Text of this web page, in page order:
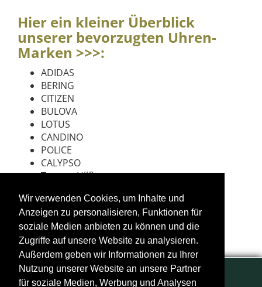
Wir verwenden Cookies, um Inhalte und
Anzeigen zu personalisieren, Funktionen für
soziale Medien anbieten zu können und die
Zugriffe auf unsere Website zu analysieren.
Außerdem geben wir Informationen zu Ihrer
Nutzung unserer Website an unsere Partner
für soziale Medien, Werbung und Analysen
Hier ein kleiner Überblick
unserer bevorzugten Uhren-
Marken >>>:
ADIDAS
BERING
CITIZEN
BULOVA
LOTUS
CANDINO
POLICE
CALYPSO
Tommy Hilfiger
Esprit
Jacques Lemans
M&M Uhren